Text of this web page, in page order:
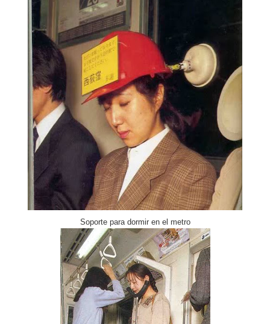
Soporte para dormir en el metro